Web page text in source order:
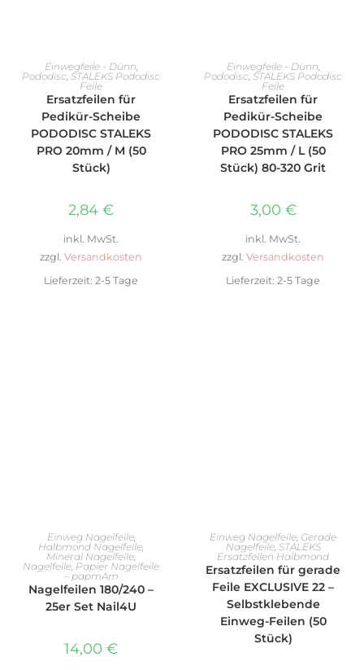
AUSFÜHRUNG WÄHLEN
Einwegfeile - Dünn,
Pododisc, STALEKS Pododisc
Feile
Ersatzfeilen für
Pedikür-Scheibe
PODODISC STALEKS
PRO 20mm / M (50
Stück)
2,84 €
inkl. MwSt.
zzgl. Versandkosten
Lieferzeit: 2-5 Tage
AUSFÜHRUNG WÄHLEN
Einwegfeile - Dünn,
Pododisc, STALEKS Pododisc
Feile
Ersatzfeilen für
Pedikür-Scheibe
PODODISC STALEKS
PRO 25mm / L (50
Stück) 80-320 Grit
3,00 €
inkl. MwSt.
zzgl. Versandkosten
Lieferzeit: 2-5 Tage
IN DEN WARENKORB
Einweg Nagelfeile,
Halbmond Nagelfeile,
Mineral Nagelfeile,
Nagelfeile, Papier Nagelfeile
– papmAm
Nagelfeilen 180/240 –
25er Set Nail4U
14,00 €
IN DEN WARENKORB
Einweg Nagelfeile, Gerade
Nagelfeile, STALEKS
Ersatzfeilen Halbmond
Ersatzfeilen für gerade
Feile EXCLUSIVE 22 –
Selbstklebende
Einweg-Feilen (50
Stück)